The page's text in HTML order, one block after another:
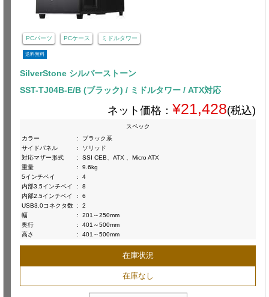
PCパーツ PCケース ミドルタワー
送料無料
SilverStone シルバーストーン
SST-TJ04B-E/B (ブラック) / ミドルタワー / ATX対応
ネット価格： ¥21,428(税込)
スペック
カラー
:
ブラック系
サイドパネル
:
ソリッド
対応マザー形式
:
SSI CEB、ATX 、Micro ATX
重量
:
9.6kg
5インチベイ
:
4
内部3.5インチベイ
:
8
内部2.5インチベイ
:
6
USB3.0コネクタ数 :
2
幅
:
201～250mm
奥行
:
401～500mm
高さ
: 401～500mm
在庫状況
在庫なし